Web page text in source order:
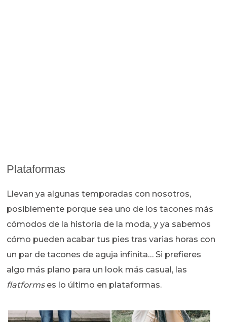
Plataformas
Llevan ya algunas temporadas con nosotros,
posiblemente porque sea uno de los tacones más
cómodos de la historia de la moda, y ya sabemos
cómo pueden acabar tus pies tras varias horas con
un par de tacones de aguja infinita… Si prefieres
algo más plano para un look más casual, las
flatformses lo último en plataformas.